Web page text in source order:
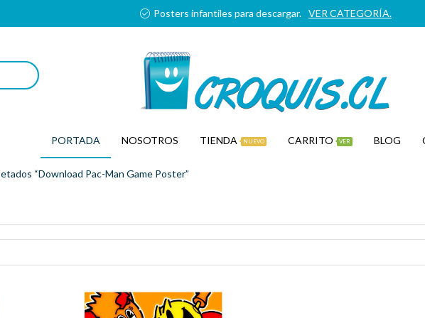
Posters infantiles para descargar. VER CATEGORÍA.
PORTADA NOSOTROS TIENDA NUEVO CARRITO VER BLOG
“download Pac-Man Game Poster”